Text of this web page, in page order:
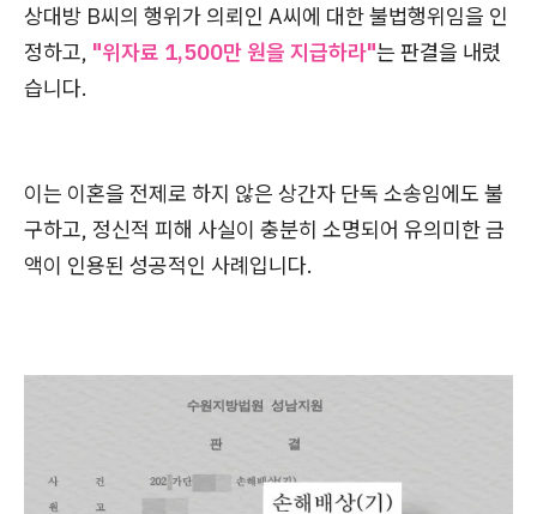
상대방 B씨의 행위가 의뢰인 A씨에 대한 불법행위임을 인
정하고, "위자료 1,500만 원을 지급하라"는 판결을 내렸
습니다.
이는 이혼을 전제로 하지 않은 상간자 단독 소송임에도 불
구하고, 정신적 피해 사실이 충분히 소명되어 유의미한 금
액이 인용된 성공적인 사례입니다.